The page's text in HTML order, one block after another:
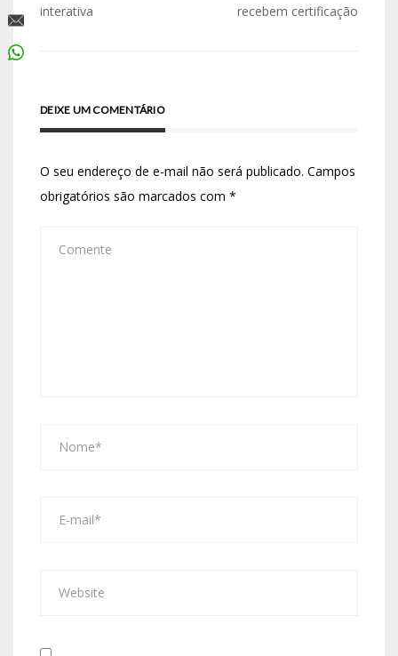
interativa
recebem certificação
DEIXE UM COMENTÁRIO
O seu endereço de e-mail não será publicado. Campos
obrigatórios são marcados com *